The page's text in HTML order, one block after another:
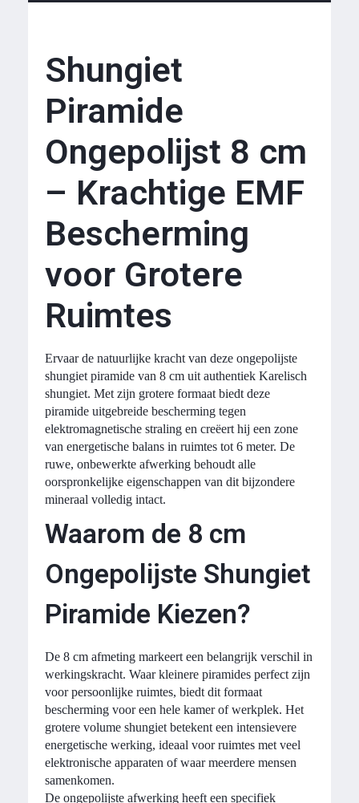
Shungiet
Piramide
Ongepolijst 8 cm
– Krachtige EMF
Bescherming
voor Grotere
Ruimtes
Ervaar de natuurlijke kracht van deze ongepolijste
shungiet piramide van 8 cm uit authentiek Karelisch
shungiet. Met zijn grotere formaat biedt deze
piramide uitgebreide bescherming tegen
elektromagnetische straling en creëert hij een zone
van energetische balans in ruimtes tot 6 meter. De
ruwe, onbewerkte afwerking behoudt alle
oorspronkelijke eigenschappen van dit bijzondere
mineraal volledig intact.
Waarom de 8 cm
Ongepolijste Shungiet
Piramide Kiezen?
De 8 cm afmeting markeert een belangrijk verschil in
werkingskracht. Waar kleinere piramides perfect zijn
voor persoonlijke ruimtes, biedt dit formaat
bescherming voor een hele kamer of werkplek. Het
grotere volume shungiet betekent een intensievere
energetische werking, ideaal voor ruimtes met veel
elektronische apparaten of waar meerdere mensen
samenkomen.
De ongepolijste afwerking heeft een specifiek